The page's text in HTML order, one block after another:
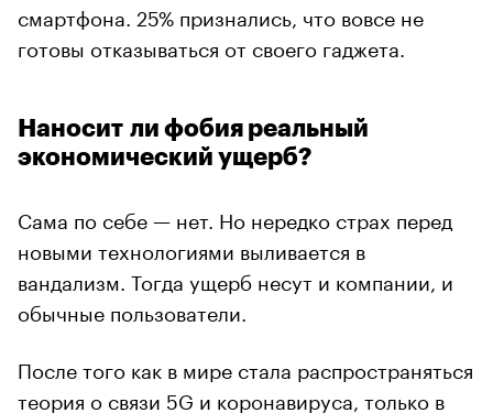
смартфона. 25% признались, что вовсе не
готовы отказываться от своего гаджета.
Наносит ли фобия реальный
экономический ущерб?
Сама по себе — нет. Но нередко страх перед
новыми технологиями выливается в
вандализм. Тогда ущерб несут и компании, и
обычные пользователи.
После того как в мире стала распространяться
теория о связи 5G и коронавируса, только в